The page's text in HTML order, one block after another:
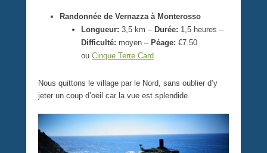
Randonnée de Vernazza à Monterosso
Longueur: 3,5 km – Durée: 1,5 heures –
Difficulté: moyen – Péage: €7.50
ou Cinque Terre Card
Nous quittons le village par le Nord, sans oublier d’y
jeter un coup d’oeil car la vue est splendide.